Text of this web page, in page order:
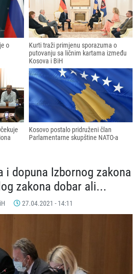
o
Kurti traži primjenu sporazuma o
putovanju sa ličnim kartama između
Kosova i BiH
Kosovo postalo pridruženi član
Parlamentarne skupštine NATO-a
i dopuna Izbornog zakona
zakona dobar ali...
27.04.2021 - 14:11